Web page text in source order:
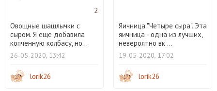
2
Овощные шашлычки с
сыром. Я еще добавила
копченную колбасу, но...
26-05-2020, 13:42
lorik26
Яичница "Четыре сыра". Эта
яичница - одна из лучших,
невероятно вк ...
19-05-2020, 17:02
lorik26